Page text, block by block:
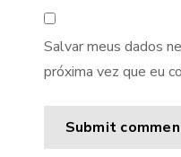
Salvar meus dados
próxima vez que eu